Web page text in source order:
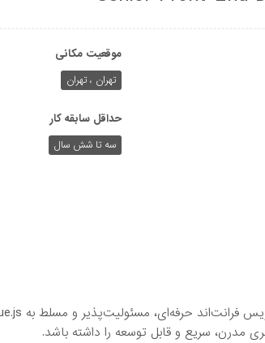
موقعیت مکانی
تهران ، تهران
حداقل سابقه کار
سه تا شش سال
مدرن، سریع و قابل توسعه را داشته باشد.